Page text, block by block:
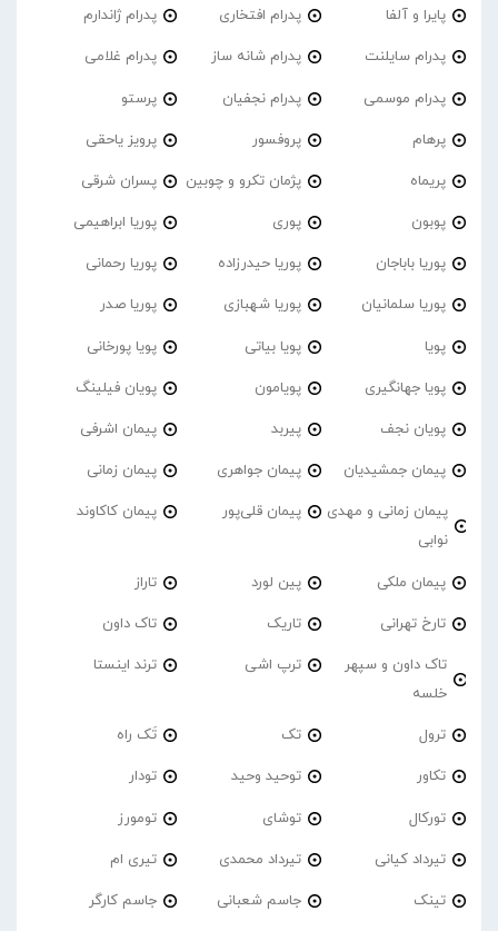
پایرا و آلفا پدرام افتخاری پدرام ژاندارم
پدرام‌ سایلنت پدرام شانه ساز پدرام غلامی
پدرام موسمی پدرام نجفیان پرستو
پرهام پروفسور پرویز یاحقی
پریماه پژمان تکرو و چوبین پسران شرقی
پوبون پوری پوریا ابراهیمی
پوریا باباجان پوریا حیدرزاده پوریا رحمانی
پوریا سلمانیان پوریا شهبازی پوریا صدر
پویا پویا بیاتی پویا پورخانی
پویا جهانگیری پویامون پویان فیلینگ
پویان نجف پیربد پیمان اشرفی
پیمان جمشیدیان پیمان جواهری پیمان زمانی
پیمان زمانی و مهدی
نوابی
پیمان قلی‌پور پیمان کاکاوند
پیمان ملکی پین لورد تاراز
تارخ تهرانی تاریک تاک داون
تاک داون و سپهر
خلسه
ترپ اشی ترند اینستا
ترول تک تَک راه
تکاور توحید وحید تودار
تورکال توشای تومورز
تیرداد کیانی تیرداد محمدی تیری ام
تینک جاسم شعبانی جاسم کارگر